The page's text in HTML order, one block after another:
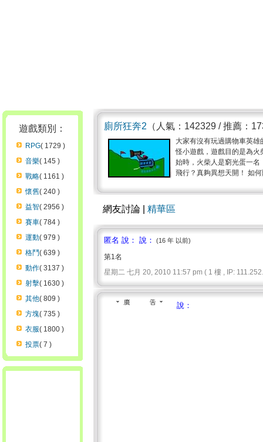
遊戲類別：
RPG( 1729 )
音樂( 145 )
戰略( 1161 )
懷舊( 240 )
益智( 2956 )
賽車( 784 )
運動( 979 )
格鬥( 639 )
動作( 3137 )
射擊( 1630 )
其他( 809 )
方塊( 735 )
衣服( 1800 )
投票( 7 )
廁所狂奔2 （人氣：142329 / 推薦：
大家有沒有玩過購物車英
怪小遊戲，遊戲目的是為
始時，火柴人是窮光蛋一
飛行？真夠異想天開！ 如
網友討論 | 精華區
匿名 說： 說： (16 年 以前)
第1名
星期二 七月 20, 2010 11:57 pm ( 1 樓 , IP:
說：